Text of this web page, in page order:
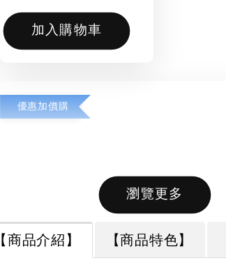
加入購物車
優惠加價購
瀏覽更多
【商品介紹】 【商品特色】